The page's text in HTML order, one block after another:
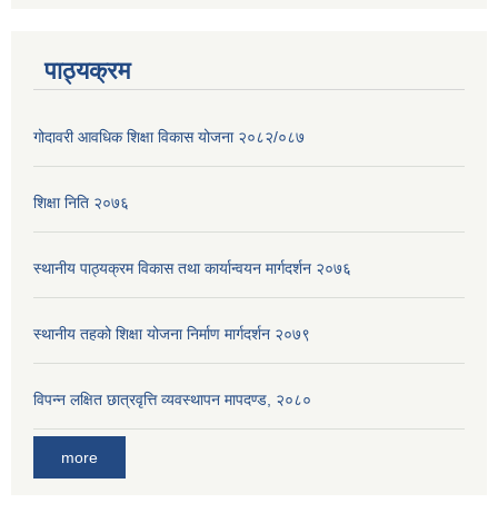
पाठ्यक्रम
गोदावरी आवधिक शिक्षा विकास योजना २०८२/०८७
शिक्षा निति २०७६
स्थानीय पाठ्यक्रम विकास तथा कार्यान्वयन मार्गदर्शन २०७६
स्थानीय तहको शिक्षा योजना निर्माण मार्गदर्शन २०७९
विपन्न लक्षित छात्रवृत्ति व्यवस्थापन मापदण्ड, २०८०
more